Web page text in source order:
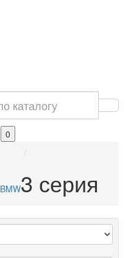
0
BMW3 серия